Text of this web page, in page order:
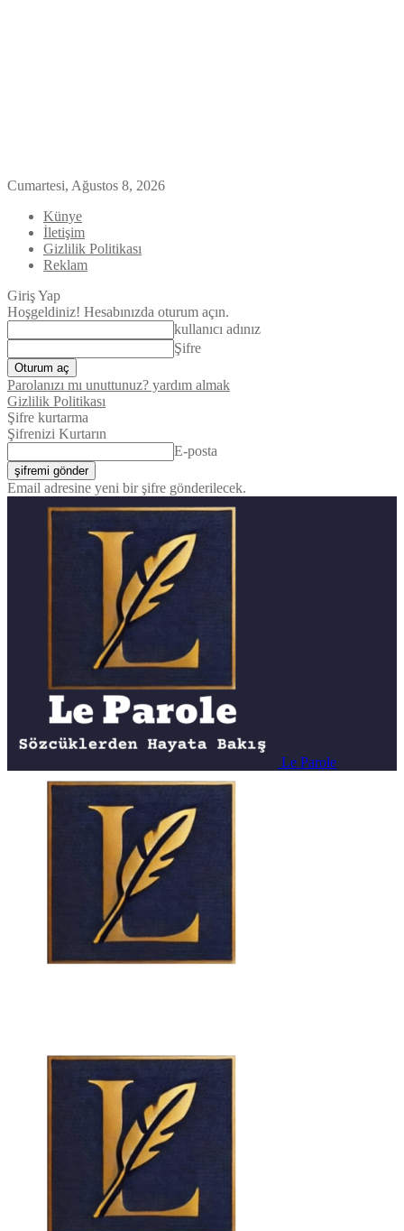
Cumartesi, Ağustos 8, 2026
Künye
İletişim
Gizlilik Politikası
Reklam
Giriş Yap
Hoşgeldiniz! Hesabınızda oturum açın.
kullanıcı adınız
Şifre
Parolanızı mı unuttunuz? yardım almak
Gizlilik Politikası
Şifre kurtarma
Şifrenizi Kurtarın
E-posta
Email adresine yeni bir şifre gönderilecek.
Le Parole